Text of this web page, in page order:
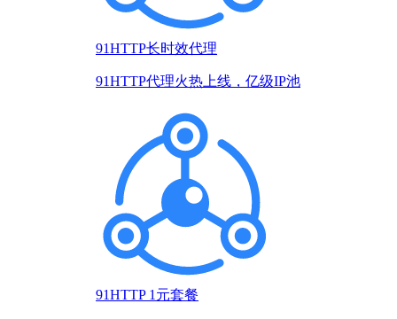
91HTTP长时效代理
91HTTP代理火热上线，亿级IP池
91HTTP 1元套餐